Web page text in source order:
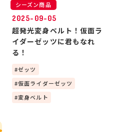
シーズン商品
2025-09-05
超発光変身ベルト！仮面ラ
イダーゼッツに君もなれ
る！
ゼッツ
仮面ライダーゼッツ
変身ベルト